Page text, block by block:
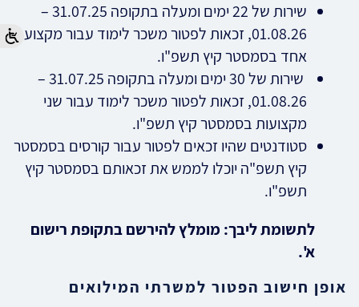
שירות של 22 ימים ומעלה בתקופה 31.07.25 –
01.08.26, זכאות לפטור משכר לימוד עבור מקצוע
אחד בסמסטר קיץ תשפ"ו.
שירות של 30 ימים ומעלה בתקופה 31.07.25 –
01.08.26, זכאות לפטור משכר לימוד עבור שני
מקצועות בסמסטר קיץ תשפ"ו.
סטודנטים שהיו זכאים לפטור עבור קורסים בסמסטר
קיץ תשפ"ה יוכלו לממש את זכאותם בסמסטר קיץ
תשפ"ו.
לתשומת ליבך: מומלץ להירשם בתקופת רישום
א'.
אופן חישוב הפטור למשרתי המילואים